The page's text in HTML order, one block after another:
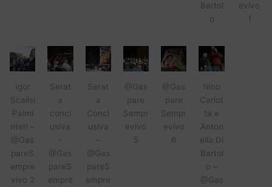
Bartol
o
evivo
1
Igor
Scalisi
Palmi
nteri –
@Gas
pareS
empre
vivo 2
Serat
a
concl
usiva
@Gas
pareS
empre
Serat
a
Concl
usiva
@Gas
pareS
empre
@Gas
pare
Sempr
evivo
5
@Gas
pare
Sempr
evivo
6
Nino
Carlot
ta e
Anton
ella Di
Bartol
o –
@Gas